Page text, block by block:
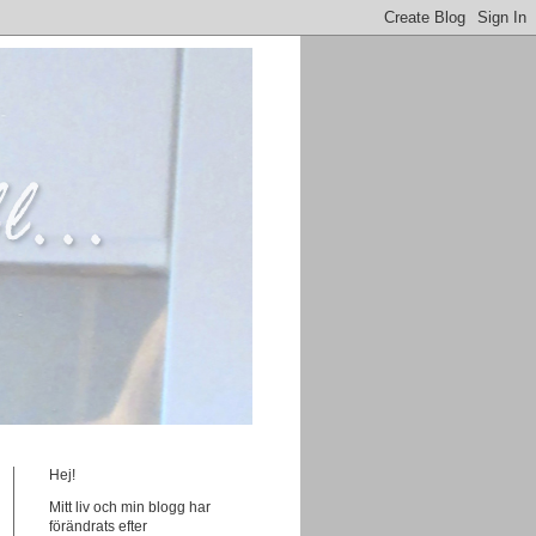
Hej!
Mitt liv och min blogg har
förändrats efter